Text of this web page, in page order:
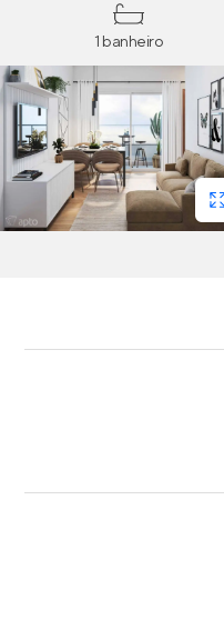
1 banheiro